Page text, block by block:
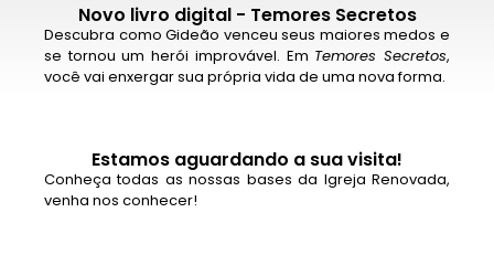
Novo livro digital - Temores Secretos
Descubra como Gideão venceu seus maiores medos e
se tornou um herói improvável. Em Temores Secretos,
você vai enxergar sua própria vida de uma nova forma.
Estamos aguardando a sua visita!
Conheça todas as nossas bases da Igreja Renovada,
venha nos conhecer!